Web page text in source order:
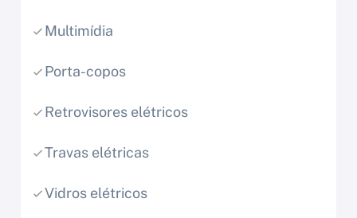
Multimídia
Porta-copos
Retrovisores elétricos
Travas elétricas
Vidros elétricos